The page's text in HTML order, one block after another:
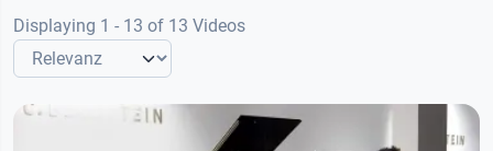
Displaying 1 - 13 of 13 Videos